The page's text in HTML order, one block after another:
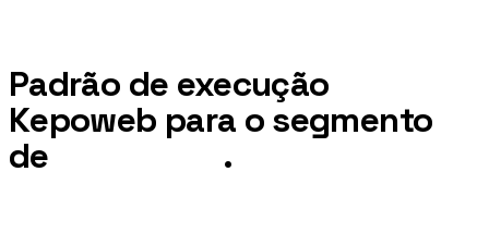
Padrão de execução
Kepoweb para o segmento
de
.